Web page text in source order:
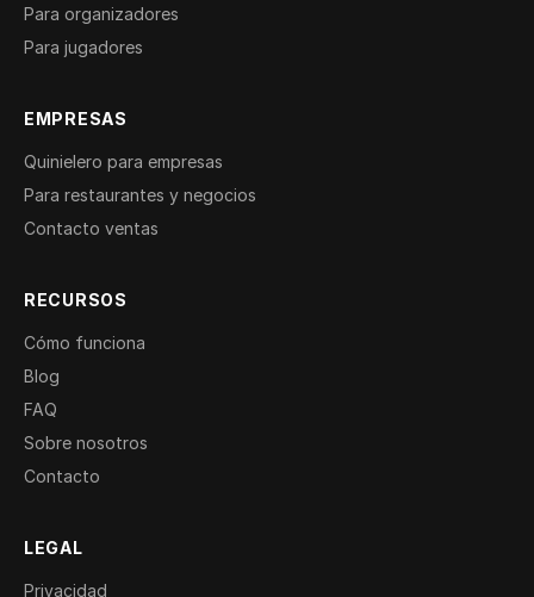
Para organizadores
Para jugadores
EMPRESAS
Quinielero para empresas
Para restaurantes y negocios
Contacto ventas
RECURSOS
Cómo funciona
Blog
FAQ
Sobre nosotros
Contacto
LEGAL
Privacidad